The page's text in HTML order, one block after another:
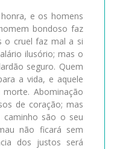
e os homens
bondoso faz
o cruel faz mal a si
ilusório; mas o
seguro. Quem
a vida, e aquele
Abominação
de coração; mas
são o seu
não ficará sem
dos justos será